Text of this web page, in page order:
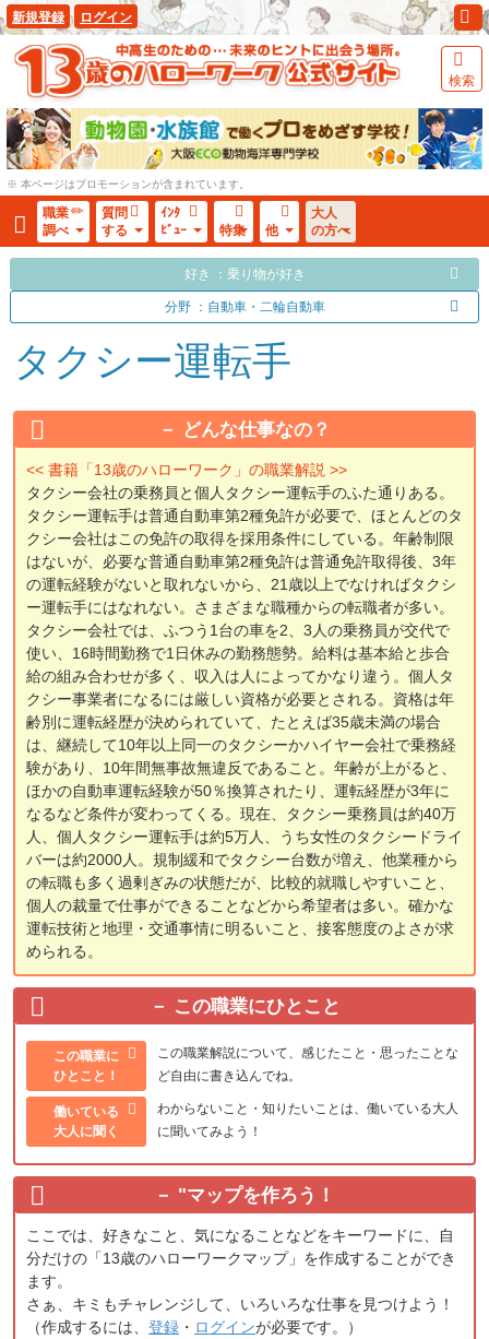
新規登録 ログイン
検索
※ 本ページはプロモーションが含まれています。
職業
調べ
質問
する
ｲﾝﾀ
ﾋﾞｭｰ
特集 他
大人
の方へ
好き ：乗り物が好き
分野 ：自動車・二輪自動車
タクシー運転手
どんな仕事なの？
<< 書籍「13歳のハローワーク」の職業解説 >>
タクシー会社の乗務員と個人タクシー運転手のふた通りある。
タクシー運転手は普通自動車第2種免許が必要で、ほとんどのタ
クシー会社はこの免許の取得を採用条件にしている。年齢制限
はないが、必要な普通自動車第2種免許は普通免許取得後、3年
の運転経験がないと取れないから、21歳以上でなければタクシ
ー運転手にはなれない。さまざまな職種からの転職者が多い。
タクシー会社では、ふつう1台の車を2、3人の乗務員が交代で
使い、16時間勤務で1日休みの勤務態勢。給料は基本給と歩合
給の組み合わせが多く、収入は人によってかなり違う。個人タ
クシー事業者になるには厳しい資格が必要とされる。資格は年
齢別に運転経歴が決められていて、たとえば35歳未満の場合
は、継続して10年以上同一のタクシーかハイヤー会社で乗務経
験があり、10年間無事故無違反であること。年齢が上がると、
ほかの自動車運転経験が50％換算されたり、運転経歴が3年に
なるなど条件が変わってくる。現在、タクシー乗務員は約40万
人、個人タクシー運転手は約5万人、うち女性のタクシードライ
バーは約2000人。規制緩和でタクシー台数が増え、他業種から
の転職も多く過剰ぎみの状態だが、比較的就職しやすいこと、
個人の裁量で仕事ができることなどから希望者は多い。確かな
運転技術と地理・交通事情に明るいこと、接客態度のよさが求
められる。
この職業にひとこと
この職業に
ひとこと！
この職業解説について、感じたこと・思ったことな
ど自由に書き込んでね。
働いている
大人に聞く
わからないこと・知りたいことは、働いている大人
に聞いてみよう！
"マップを作ろう！
ここでは、好きなこと、気になることなどをキーワードに、自
分だけの「13歳のハローワークマップ」を作成することができ
ます。
さぁ、キミもチャレンジして、いろいろな仕事を見つけよう！
（作成するには、 登録 ・ ログインが必要です。）